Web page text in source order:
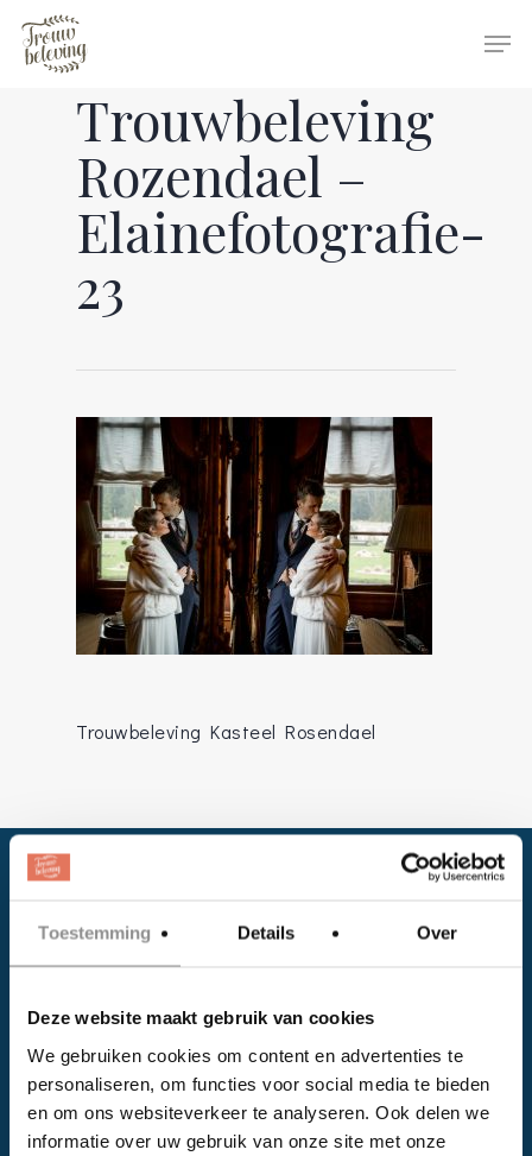
Toestemming Details Over
Deze website maakt gebruik van cookies
We gebruiken cookies om content en advertenties te
personaliseren, om functies voor social media te bieden
en om ons websiteverkeer te analyseren. Ook delen we
informatie over uw gebruik van onze site met onze
Hit enter to search or ESC to close
Trouwbeleving
Rozendael –
Elainefotografie-
23
Trouwbeleving Kasteel Rosendael
Facebook
Instagram